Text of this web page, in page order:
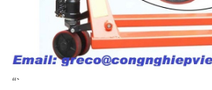
“`